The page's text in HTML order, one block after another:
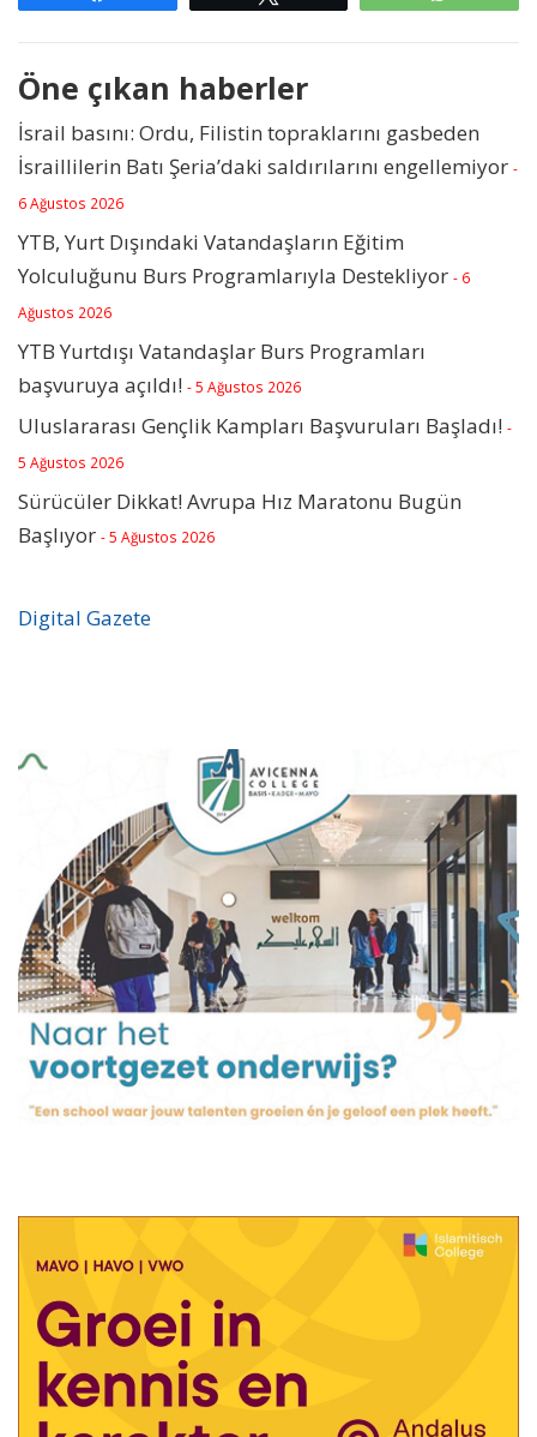
Öne çıkan haberler
İsrail basını: Ordu, Filistin topraklarını gasbeden
İsraillilerin Batı Şeria’daki saldırılarını engellemiyor -
6 Ağustos 2026
YTB, Yurt Dışındaki Vatandaşların Eğitim
Yolculuğunu Burs Programlarıyla Destekliyor - 6
Ağustos 2026
YTB Yurtdışı Vatandaşlar Burs Programları
başvuruya açıldı! - 5 Ağustos 2026
Uluslararası Gençlik Kampları Başvuruları Başladı! -
5 Ağustos 2026
Sürücüler Dikkat! Avrupa Hız Maratonu Bugün
Başlıyor - 5 Ağustos 2026
Digital Gazete